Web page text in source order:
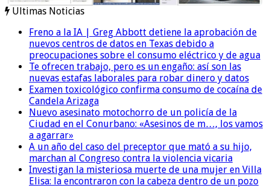
Ultimas Noticias
Freno a la IA | Greg Abbott detiene la aprobación de
nuevos centros de datos en Texas debido a
preocupaciones sobre el consumo eléctrico y de agua
Te ofrecen trabajo, pero es un engaño: así son las
nuevas estafas laborales para robar dinero y datos
Examen toxicológico confirma consumo de cocaína de
Candela Arizaga
Nuevo asesinato motochorro de un policía de la
Ciudad en el Conurbano: «Asesinos de m…, los vamos
a agarrar»
A un año del caso del preceptor que mató a su hijo,
marchan al Congreso contra la violencia vicaria
Investigan la misteriosa muerte de una mujer en Villa
Elisa: la encontraron con la cabeza dentro de un pozo